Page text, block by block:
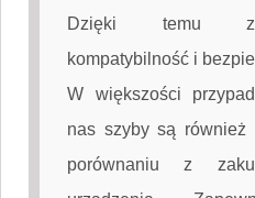
Dzięki temu
kompatybilność i
W większości
nas szyby są również
porównaniu z